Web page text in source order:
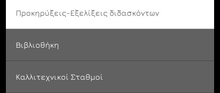
Προκηρύξεις-Εξελίξεις διδασκόντων
Βιβλιοθήκη
Καλλιτεχνικοί Σταθμοί